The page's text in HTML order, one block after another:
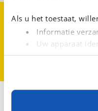
Als u het toestaat,
Informatie
Uw apparaat
Lees meer over hoe
Met cookies en
cookies zorgen
Cookievoorkeuren